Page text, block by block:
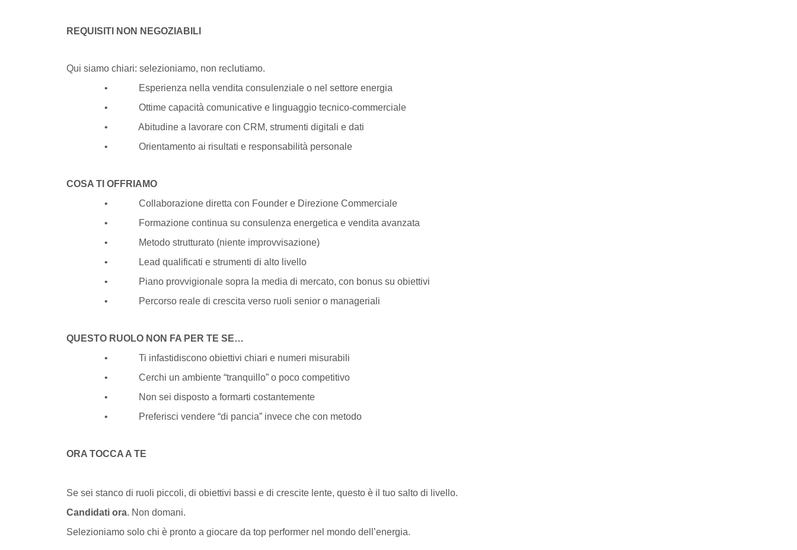
REQUISITI NON NEGOZIABILI
Qui siamo chiari: selezioniamo, non reclutiamo.
• Esperienza nella vendita consulenziale o nel settore energia
• Ottime capacità comunicative e linguaggio tecnico-commerciale
• Abitudine a lavorare con CRM, strumenti digitali e dati
• Orientamento ai risultati e responsabilità personale
COSA TI OFFRIAMO
• Collaborazione diretta con Founder e Direzione Commerciale
• Formazione continua su consulenza energetica e vendita avanzata
• Metodo strutturato (niente improvvisazione)
• Lead qualificati e strumenti di alto livello
• Piano provvigionale sopra la media di mercato, con bonus su obiettivi
• Percorso reale di crescita verso ruoli senior o manageriali
QUESTO RUOLO NON FA PER TE SE…
• Ti infastidiscono obiettivi chiari e numeri misurabili
• Cerchi un ambiente “tranquillo” o poco competitivo
• Non sei disposto a formarti costantemente
• Preferisci vendere “di pancia” invece che con metodo
ORA TOCCA A TE
Se sei stanco di ruoli piccoli, di obiettivi bassi e di crescite lente, questo è il tuo salto di livello.
Candidati ora. Non domani.
Selezioniamo solo chi è pronto a giocare da top performer nel mondo dell’energia.